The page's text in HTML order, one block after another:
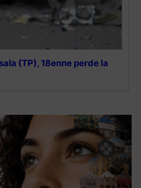
(TP), 18enne perde la